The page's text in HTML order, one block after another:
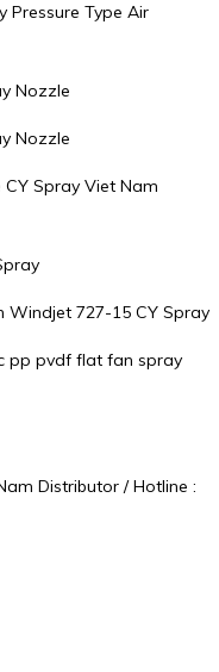
Pressure Type Air
Nozzle
Nozzle
Spray Viet Nam
Windjet 727-15 CY Spray
pp pvdf flat fan spray
Distributor / Hotline :